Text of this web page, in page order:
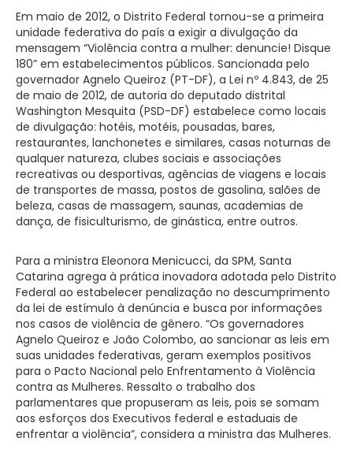
Em maio de 2012, o Distrito Federal tornou-se a primeira
unidade federativa do país a exigir a divulgação da
mensagem “Violência contra a mulher: denuncie! Disque
180” em estabelecimentos públicos. Sancionada pelo
governador Agnelo Queiroz (PT-DF), a Lei nº 4.843, de 25
de maio de 2012, de autoria do deputado distrital
Washington Mesquita (PSD-DF) estabelece como locais
de divulgação: hotéis, motéis, pousadas, bares,
restaurantes, lanchonetes e similares, casas noturnas de
qualquer natureza, clubes sociais e associações
recreativas ou desportivas, agências de viagens e locais
de transportes de massa, postos de gasolina, salões de
beleza, casas de massagem, saunas, academias de
dança, de fisiculturismo, de ginástica, entre outros.
Para a ministra Eleonora Menicucci, da SPM, Santa
Catarina agrega à prática inovadora adotada pelo Distrito
Federal ao estabelecer penalização no descumprimento
da lei de estímulo à denúncia e busca por informações
nos casos de violência de gênero. “Os governadores
Agnelo Queiroz e João Colombo, ao sancionar as leis em
suas unidades federativas, geram exemplos positivos
para o Pacto Nacional pelo Enfrentamento à Violência
contra as Mulheres. Ressalto o trabalho dos
parlamentares que propuseram as leis, pois se somam
aos esforços dos Executivos federal e estaduais de
enfrentar a violência”, considera a ministra das Mulheres.